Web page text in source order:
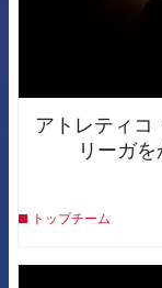
アトレティコ
リーガ
トップチーム